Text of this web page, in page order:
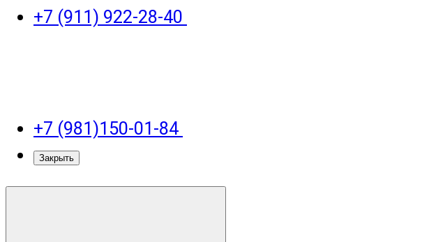
+7 (911) 922-28-40
+7 (981)150-01-84
Закрыть